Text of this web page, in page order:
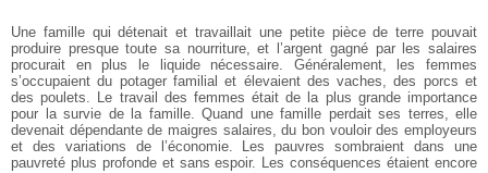
Une famille qui détenait et travaillait une petite pièce de terre pouvait
produire presque toute sa nourriture, et l’argent gagné par les salaires
procurait en plus le liquide nécessaire. Généralement, les femmes
s’occupaient du potager familial et élevaient des vaches, des porcs et
des poulets. Le travail des femmes était de la plus grande importance
pour la survie de la famille. Quand une famille perdait ses terres, elle
devenait dépendante de maigres salaires, du bon vouloir des employeurs
et des variations de l’économie. Les pauvres sombraient dans une
pauvreté plus profonde et sans espoir. Les conséquences étaient encore